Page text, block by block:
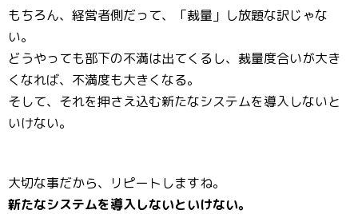
もちろん、経営者側だって、「裁量」し放題な訳じゃな
い。
どうやっても部下の不満は出てくるし、裁量度合いが大き
くなれば、不満度も大きくなる。
そして、それを押さえ込む新たなシステムを導入しないと
いけない。
大切な事だから、リピートしますね。
新たなシステムを導入しないといけない。